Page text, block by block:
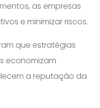
as empresas
e minimizar riscos.
que estratégias
economizam
a reputação da